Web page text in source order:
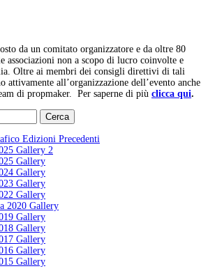
da un comitato organizzatore e da oltre 80
associazioni non a scopo di lucro coinvolte e
Oltre ai membri dei consigli direttivi di tali
attivamente all’organizzazione dell’evento anche
di propmaker. Per saperne di più clicca qui.
Edizioni Precedenti
Gallery 2
Gallery
Gallery
Gallery
Gallery
2020 Gallery
Gallery
Gallery
Gallery
Gallery
Gallery